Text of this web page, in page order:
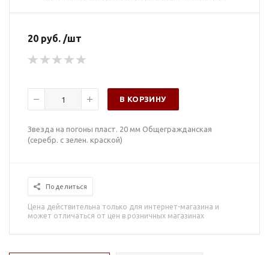
20 руб. /шт
В КОРЗИНУ
Звезда на погоны пласт. 20 мм Общегражданская
(серебр. с зелен. краской)
Поделиться
Цена действительна только для интернет-магазина и
может отличаться от цен в розничных магазинах